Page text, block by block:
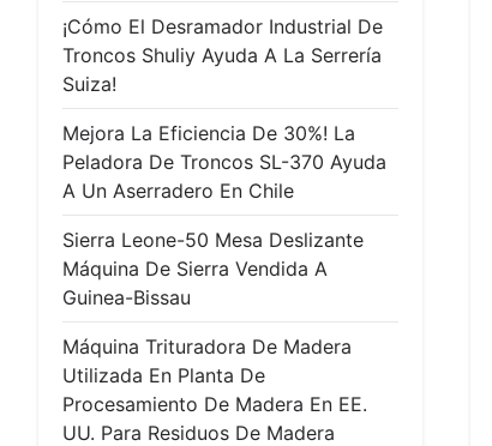
¡Cómo El Desramador Industrial De
Troncos Shuliy Ayuda A La Serrería
Suiza!
Mejora La Eficiencia De 30%! La
Peladora De Troncos SL-370 Ayuda
A Un Aserradero En Chile
Sierra Leone-50 Mesa Deslizante
Máquina De Sierra Vendida A
Guinea-Bissau
Máquina Trituradora De Madera
Utilizada En Planta De
Procesamiento De Madera En EE.
UU. Para Residuos De Madera